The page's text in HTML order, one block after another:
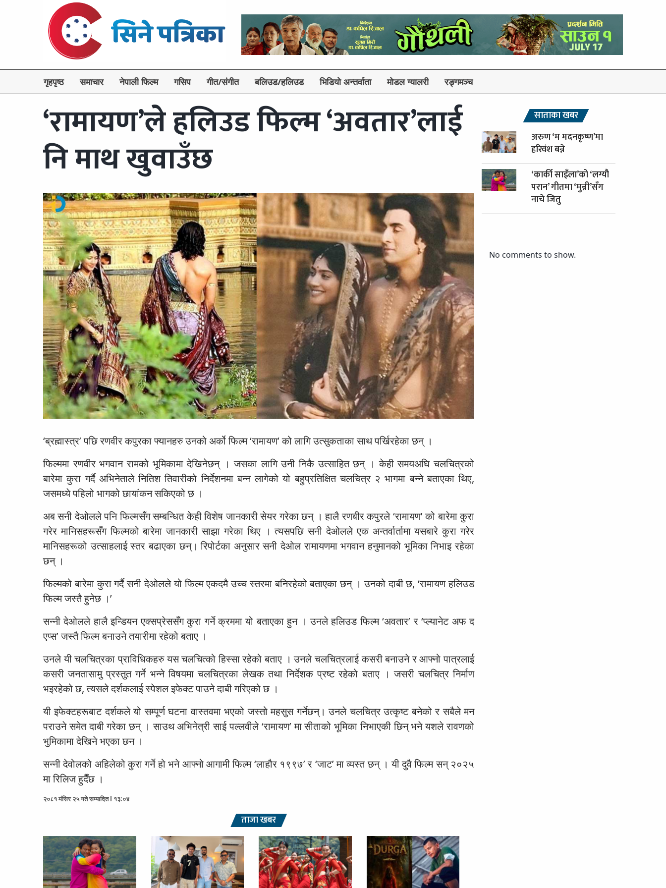
गृहपृष्ठ समाचार नेपाली फिल्म गसिप गीत/संगीत बलिउड/हलिउड भिडियो अन्तर्वाता मोडल ग्यालरी रङ्गमञ्च
‘रामायण’ले हलिउड फिल्म ‘अवतार’लाई
नि माथ खुवाउँछ
‘ब्रह्मास्त्र’ पछि रणवीर कपुरका फ्यानहरु उनको अर्को फिल्म ‘रामायण’ को लागि उत्सुकताका साथ पर्खिरहेका छन् ।
फिल्ममा रणवीर भगवान रामको भूमिकामा देखिनेछन् । जसका लागि उनी निकै उत्साहित छन् । केही समयअघि चलचित्रको
बारेमा कुरा गर्दै अभिनेताले नितिश तिवारीको निर्देशनमा बन्न लागेको यो बहुप्रतिक्षित चलचित्र २ भागमा बन्ने बताएका थिए,
जसमध्ये पहिलो भागको छायांकन सकिएको छ ।
अब सनी देओलले पनि फिल्मसँग सम्बन्धित केही विशेष जानकारी सेयर गरेका छन् । हालै रणबीर कपुरले ‘रामायण’ को बारेमा कुरा
गरेर मानिसहरूसँग फिल्मको बारेमा जानकारी साझा गरेका थिए । त्यसपछि सनी देओलले एक अन्तर्वार्तामा यसबारे कुरा गरेर
मानिसहरूको उत्साहलाई स्तर बढाएका छन्। रिपोर्टका अनुसार सनी देओल रामायणमा भगवान हनुमानको भूमिका निभाइ रहेका
छन् ।
फिल्मको बारेमा कुरा गर्दै सनी देओलले यो फिल्म एकदमै उच्च स्तरमा बनिरहेको बताएका छन् । उनको दाबी छ, ‘रामायण हलिउड
फिल्म जस्तै हुनेछ ।’
सन्नी देओलले हालै इन्डियन एक्सप्रेससँग कुरा गर्ने क्रममा यो बताएका हुन । उनले हलिउड फिल्म ‘अवतार’ र ‘प्ल्यानेट अफ द
एप्स’ जस्तै फिल्म बनाउने तयारीमा रहेको बताए ।
उनले यी चलचित्रका प्राविधिकहरु यस चलचित्को हिस्सा रहेको बताए । उनले चलचित्रलाई कसरी बनाउने र आफ्नो पात्रलाई
कसरी जनतासामु प्रस्तुत गर्ने भन्ने विषयमा चलचित्रका लेखक तथा निर्देशक प्रष्ट रहेको बताए । जसरी चलचित्र निर्माण
भइरहेको छ, त्यसले दर्शकलाई स्पेशल इफेक्ट पाउने दाबी गरिएको छ ।
यी इफेक्टहरूबाट दर्शकले यो सम्पूर्ण घटना वास्तवमा भएको जस्तो महसुस गर्नेछन्। उनले चलचित्र उत्कृष्ट बनेको र सबैले मन
पराउने समेत दाबी गरेका छन् । साउथ अभिनेत्री साई पल्लवीले ‘रामायण’ मा सीताको भूमिका निभाएकी छिन् भने यशले रावणको
भुमिकामा देखिने भएका छन ।
सन्नी देवोलको अहिलेको कुरा गर्ने हो भने आफ्नो आगामी फिल्म ‘लाहौर १९९७’ र ‘जाट’ मा व्यस्त छन् । यी दुवै फिल्म सन् २०२५
मा रिलिज हुदैँछ ।
२०८१ मंसिर २५ गते सम्पादित l १३:०४
ताजा खबर
साताका खबर
अरुण ‘म मदनकृष्ण’मा
हरिवंश बन्ने
‘कार्की साइँला’को ‘लग्यौ
परान’ गीतमा ‘मुन्नी’सँग
नाचे जितु
No comments to show.